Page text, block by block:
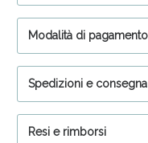
Modalità di pagamento
Spedizioni e consegna
Resi e rimborsi